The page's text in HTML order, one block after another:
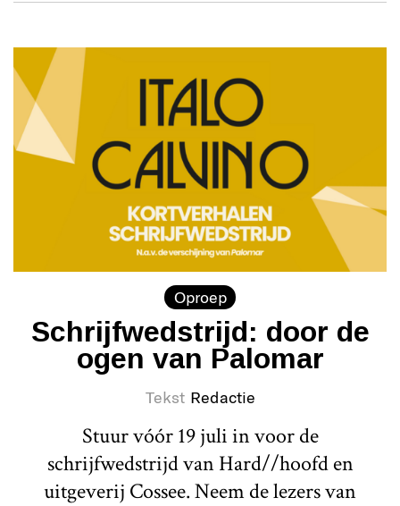
Oproep
Schrijfwedstrijd: door de
ogen van Palomar
Tekst Redactie
Stuur vóór 19 juli in voor de
schrijfwedstrijd van Hard//hoofd en
uitgeverij Cossee. Neem de lezers van